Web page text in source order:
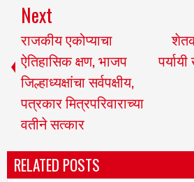
Next
राजकीय एकोप्याचा
ऐतिहासिक क्षण, भाजप
जिल्हाध्यक्षांचा सर्वपक्षीय,
पत्रकार मित्रपरिवाराच्या
वतीने सत्कार
RELATED POSTS